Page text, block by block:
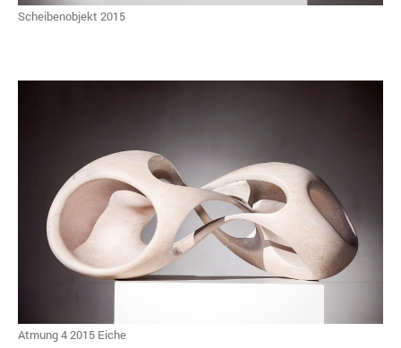
Scheibenobjekt 2015
Atmung 4 2015 Eiche